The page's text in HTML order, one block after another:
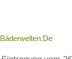
Bäderwelten.de